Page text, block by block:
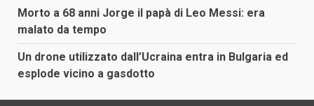
Morto a 68 anni Jorge il papà di Leo Messi: era
malato da tempo
Un drone utilizzato dall’Ucraina entra in Bulgaria ed
esplode vicino a gasdotto